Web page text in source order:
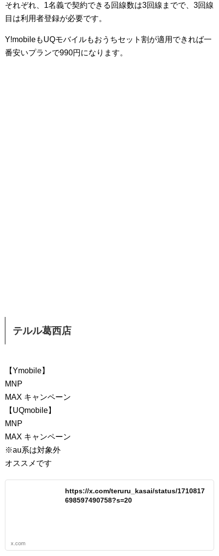
それぞれ、1名義で契約できる回線数は3回線までで、3回線
目は利用者登録が必要です。
Y!mobileもUQモバイルもおうちセット割が適用できれば一
番安いプランで990円になります。
テルル葛西店
【Ymobile】
MNP
MAX キャンペーン
【UQmobile】
MNP
MAX キャンペーン
※au系は対象外
オススメです
https://x.com/teruru_kasai/status/1710817
698597490758?s=20
x.com